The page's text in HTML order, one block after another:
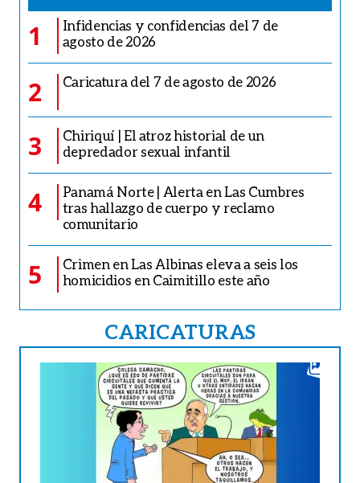
1
Infidencias y confidencias del 7 de
agosto de 2026
2 Caricatura del 7 de agosto de 2026
3
Chiriquí | El atroz historial de un
depredador sexual infantil
4
Panamá Norte | Alerta en Las Cumbres
tras hallazgo de cuerpo y reclamo
comunitario
5
Crimen en Las Albinas eleva a seis los
homicidios en Caimitillo este año
CARICATURAS